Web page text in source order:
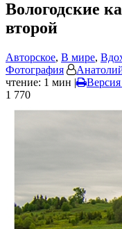
Вологодские
второй
Авторское, В мире,
Фотография
чтение: 1 мин |
Версия
1 770